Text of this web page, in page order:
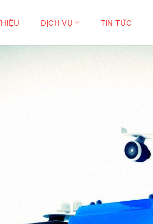
DỊCH VỤ TIN TỨC